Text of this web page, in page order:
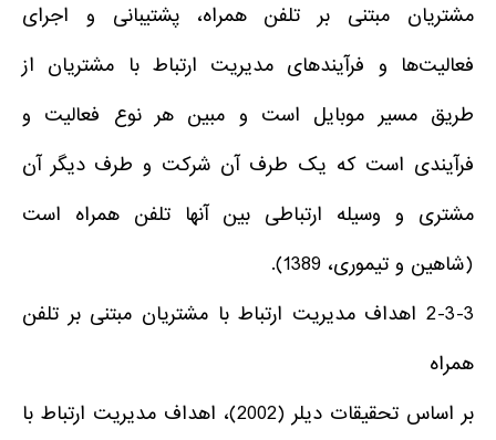
مشتریان مبتنی بر تلفن همراه، پشتیبانی و اجرای
فعالیت‌ها و فرآیندهای مدیریت ارتباط با مشتریان از
طریق مسیر موبایل است و مبین هر نوع فعالیت و
فرآیندی است که یک طرف آن شرکت و طرف دیگر آن
مشتری و وسیله ارتباطی بین آنها تلفن همراه است
(شاهین و تیموری، 1389).
2-3-3 اهداف مدیریت ارتباط با مشتریان مبتنی بر تلفن
همراه
بر اساس تحقیقات دیلر (2002)، اهداف مدیریت ارتباط با